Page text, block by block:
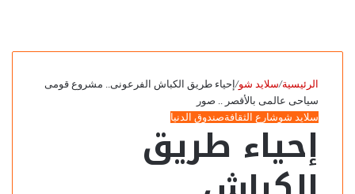
الرئيسية/سلايد شو/إحياء طريق الكباش الفرعونى.. مشروع قومى
سياحى عالمى بالأقصر .. صور
سلايد شوشارع الثقافةصندوق الدنيا
إحياء طريق